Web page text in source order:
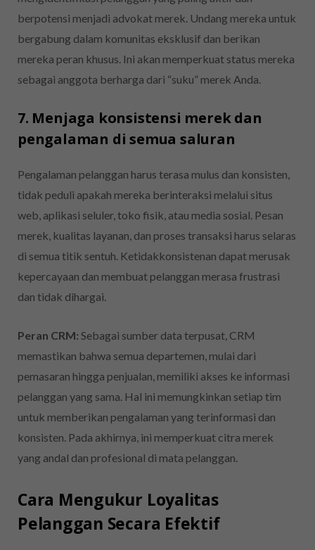
berpotensi menjadi advokat merek. Undang mereka untuk
bergabung dalam komunitas eksklusif dan berikan
mereka peran khusus. Ini akan memperkuat status mereka
sebagai anggota berharga dari “suku” merek Anda.
7. Menjaga konsistensi merek dan
pengalaman di semua saluran
Pengalaman pelanggan harus terasa mulus dan konsisten,
tidak peduli apakah mereka berinteraksi melalui situs
web, aplikasi seluler, toko fisik, atau media sosial. Pesan
merek, kualitas layanan, dan proses transaksi harus selaras
di semua titik sentuh. Ketidakkonsistenan dapat merusak
kepercayaan dan membuat pelanggan merasa frustrasi
dan tidak dihargai.
Peran CRM: Sebagai sumber data terpusat, CRM
memastikan bahwa semua departemen, mulai dari
pemasaran hingga penjualan, memiliki akses ke informasi
pelanggan yang sama. Hal ini memungkinkan setiap tim
untuk memberikan pengalaman yang terinformasi dan
konsisten. Pada akhirnya, ini memperkuat citra merek
yang andal dan profesional di mata pelanggan.
Cara Mengukur Loyalitas
Pelanggan Secara Efektif